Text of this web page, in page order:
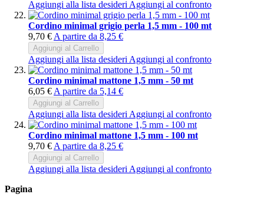
Aggiungi alla lista desideri Aggiungi al confronto
Cordino minimal grigio perla 1,5 mm - 100 mt
9,70 € A partire da 8,25 €
Aggiungi al Carrello
Aggiungi alla lista desideri Aggiungi al confronto
Cordino minimal mattone 1,5 mm - 50 mt
6,05 € A partire da 5,14 €
Aggiungi al Carrello
Aggiungi alla lista desideri Aggiungi al confronto
Cordino minimal mattone 1,5 mm - 100 mt
9,70 € A partire da 8,25 €
Aggiungi al Carrello
Aggiungi alla lista desideri Aggiungi al confronto
Pagina